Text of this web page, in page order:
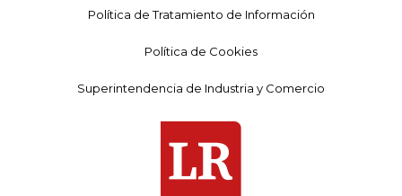
Política de Tratamiento de Información
Política de Cookies
Superintendencia de Industria y Comercio